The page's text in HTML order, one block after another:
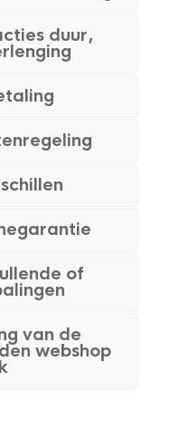
duur,
of
van de
webshop